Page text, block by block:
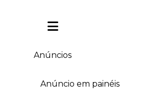
anúncios
anúncio em painéis